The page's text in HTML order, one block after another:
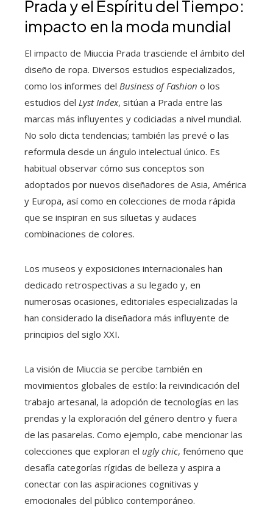
Prada y el Espíritu del Tiempo:
impacto en la moda mundial
El impacto de Miuccia Prada trasciende el ámbito del
diseño de ropa. Diversos estudios especializados,
como los informes del Business of Fashion o los
estudios del Lyst Index, sitúan a Prada entre las
marcas más influyentes y codiciadas a nivel mundial.
No solo dicta tendencias; también las prevé o las
reformula desde un ángulo intelectual único. Es
habitual observar cómo sus conceptos son
adoptados por nuevos diseñadores de Asia, América
y Europa, así como en colecciones de moda rápida
que se inspiran en sus siluetas y audaces
combinaciones de colores.
Los museos y exposiciones internacionales han
dedicado retrospectivas a su legado y, en
numerosas ocasiones, editoriales especializadas la
han considerado la diseñadora más influyente de
principios del siglo XXI.
La visión de Miuccia se percibe también en
movimientos globales de estilo: la reivindicación del
trabajo artesanal, la adopción de tecnologías en las
prendas y la exploración del género dentro y fuera
de las pasarelas. Como ejemplo, cabe mencionar las
colecciones que exploran el ugly chic, fenómeno que
desafía categorías rígidas de belleza y aspira a
conectar con las aspiraciones cognitivas y
emocionales del público contemporáneo.